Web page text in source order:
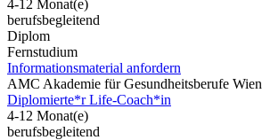
4-12 Monat(e)
berufsbegleitend
Diplom
Fernstudium
Informationsmaterial anfordern
AMC Akademie für Gesundheitsberufe Wien
Diplomierte*r Life-Coach*in
4-12 Monat(e)
berufsbegleitend